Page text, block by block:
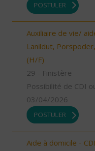
POSTULER
Auxiliaire de vie/
Lanildut,
(H/F)
29 - Finistère
Possibilité de CDI
03/04/2026
POSTULER
Aide à domicile -